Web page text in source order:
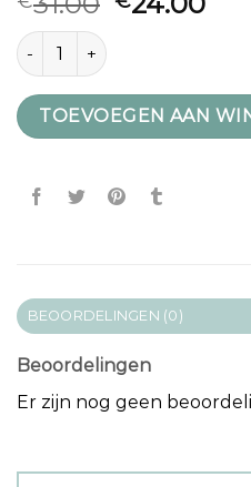
stolt sjaal aantal
TOEVOEGEN AAN
BEOORDELINGEN (0)
Beoordelingen
Er zijn nog geen